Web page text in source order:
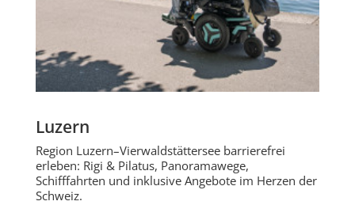
Luzern
Region Luzern–Vierwaldstättersee barrierefrei
erleben: Rigi & Pilatus, Panoramawege,
Schifffahrten und inklusive Angebote im Herzen der
Schweiz.